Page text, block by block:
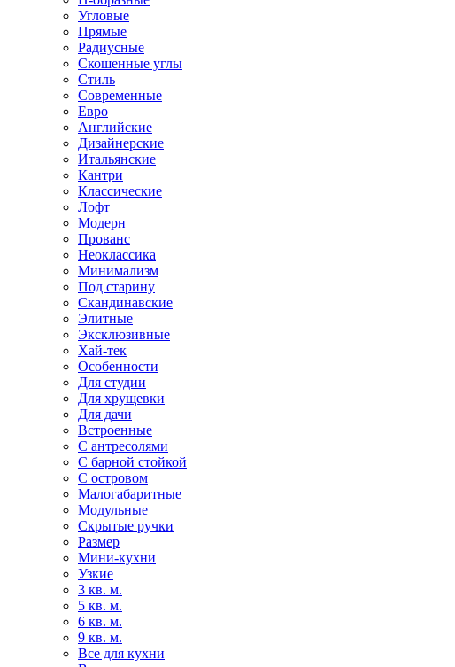
Угловые
Прямые
Радиусные
Скошенные углы
Стиль
Современные
Евро
Английские
Дизайнерские
Итальянские
Кантри
Классические
Лофт
Модерн
Прованс
Неоклассика
Минимализм
Под старину
Скандинавские
Элитные
Эксклюзивные
Хай-тек
Особенности
Для студии
Для хрущевки
Для дачи
Встроенные
С антресолями
С барной стойкой
С островом
Малогабаритные
Модульные
Скрытые ручки
Размер
Мини-кухни
Узкие
3 кв. м.
5 кв. м.
6 кв. м.
9 кв. м.
Все для кухни